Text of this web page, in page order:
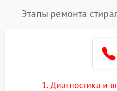
Этапы ремонта
1. Диагностика и